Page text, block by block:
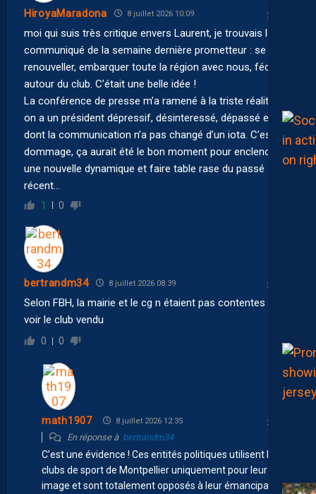
HiroyaMaradona 8 juillet 2026 10:09
moi qui suis très critique envers Laurent, je trouvais le
communiqué de la semaine dernière prometteur : se
renouveller, embarquer toute la région avec nous, fédérer
autour du club. C’était une belle idée !
La conférence de presse m’a ramené à la triste réalité :
on a un président dépressif, désinteressé, dépassé et
dont la communication n’a pas changé d’un iota. C’est
dommage, ça aurait été le bon moment pour enclencher
une nouvelle dynamique et faire table rase du passé
récent…
1 0
bertrandm34 8 juillet 2026 08:39
Selon FBH, la mairie et le cg n étaient pas contentes de
voir le club vendu
0 0
math1907 8 juillet 2026 12:35
En réponse à bertrandm34
C’est une évidence ! Ces entités politiques utilisent les
clubs de sport de Montpellier uniquement pour leur
image et sont totalement opposés à leur émancipation